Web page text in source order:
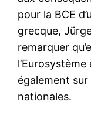
pour la BCE
grecque,
remarquer
également
nationales.